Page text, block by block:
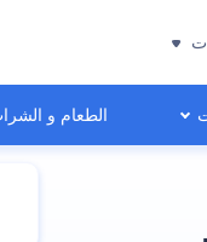
الطعام و